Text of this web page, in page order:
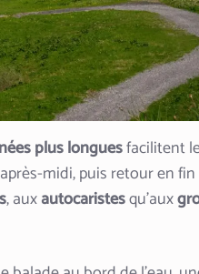
plus longuesfacilitent
midi, puis retour en
, auxautocaristesqu’aux